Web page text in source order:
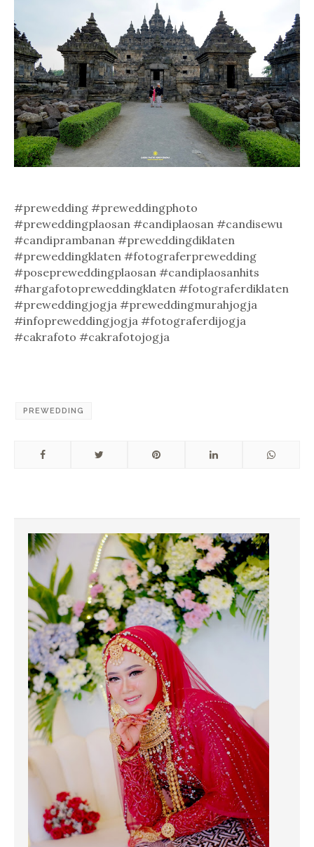
#prewedding #preweddingphoto
#preweddingplaosan #candiplaosan #candisewu
#candiprambanan #preweddingdiklaten
#preweddingklaten #fotograferprewedding
#posepreweddingplaosan #candiplaosanhits
#hargafotopreweddingklaten #fotograferdiklaten
#preweddingjogja #preweddingmurahjogja
#infopreweddingjogja #fotograferdijogja
#cakrafoto #cakrafotojogja
PREWEDDING